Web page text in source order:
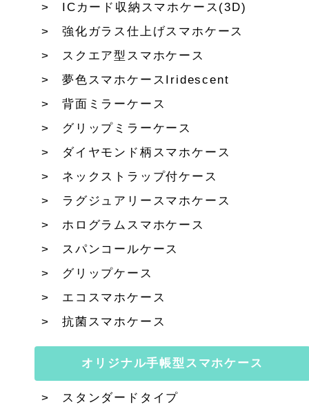
ICカード収納スマホケース(3D)
強化ガラス仕上げスマホケース
スクエア型スマホケース
夢色スマホケースIridescent
背面ミラーケース
グリップミラーケース
ダイヤモンド柄スマホケース
ネックストラップ付ケース
ラグジュアリースマホケース
ホログラムスマホケース
スパンコールケース
グリップケース
エコスマホケース
抗菌スマホケース
オリジナル手帳型スマホケース
スタンダードタイプ